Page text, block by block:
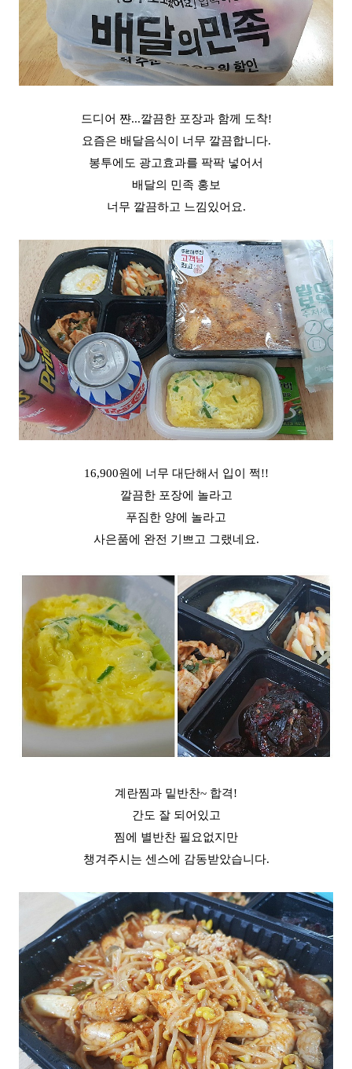
드디어 쨘...깔끔한 포장과 함께 도착!
요즘은 배달음식이 너무 깔끔합니다.
봉투에도 광고효과를 팍팍 넣어서
배달의 민족 홍보
너무 깔끔하고 느낌있어요.
16,900원에 너무 대단해서 입이 쩍!!
깔끔한 포장에 놀라고
푸짐한 양에 놀라고
사은품에 완전 기쁘고 그랬네요.
계란찜과 밑반찬~ 합격!
간도 잘 되어있고
찜에 별반찬 필요없지만
챙겨주시는 센스에 감동받았습니다.